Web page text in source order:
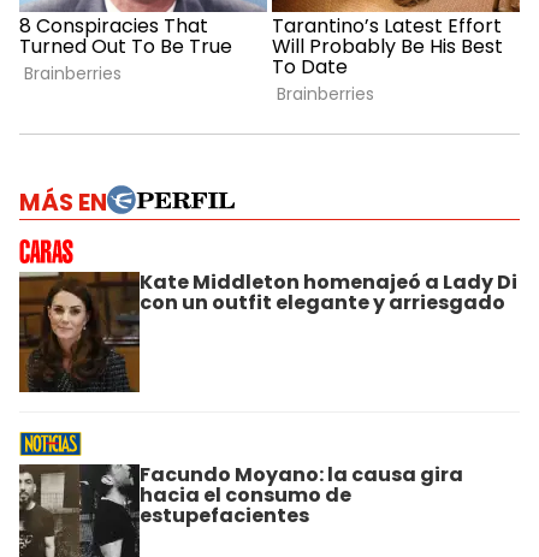
MÁS EN
Kate Middleton homenajeó a Lady Di
con un outfit elegante y arriesgado
Facundo Moyano: la causa gira
hacia el consumo de
estupefacientes